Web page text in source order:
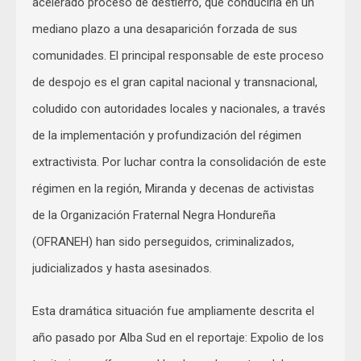
mediano plazo a una desaparición forzada de sus
comunidades. El principal responsable de este proceso
de despojo es el gran capital nacional y transnacional,
coludido con autoridades locales y nacionales, a través
de la implementación y profundización del régimen
extractivista. Por luchar contra la consolidación de este
régimen en la región, Miranda y decenas de activistas
de la Organización Fraternal Negra Hondureña
(OFRANEH) han sido perseguidos, criminalizados,
judicializados y hasta asesinados.
Esta dramática situación fue ampliamente descrita el
año pasado por Alba Sud en el reportaje: Expolio de los